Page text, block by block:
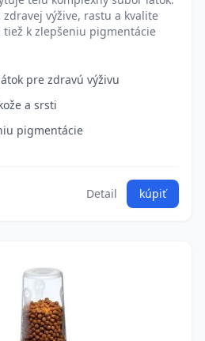
výžive, rastu a kvalite
tiež k zlepšeniu pigmentácie
pre zdravú výživu
a srsti
pigmentácie
Detail kúpiť